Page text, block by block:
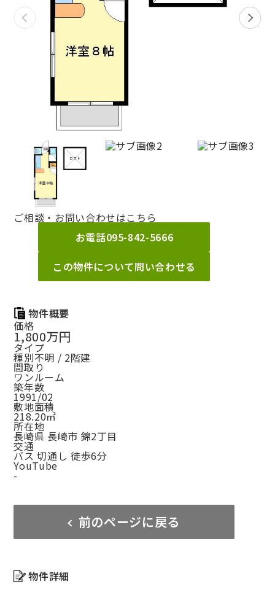
ご相談・お問い合わせはこちら
お電話095-842-5666
この物件について問い合わせる
物件概要
価格
1,800万円
タイプ
種別不明 / 2階建
間取り
ワンルーム
築年数
1991/02
敷地面積
218.20㎡
所在地
長崎県 長崎市 錦2丁目
交通
バス 切通し 徒歩6分
YouTube
-
前のページに戻る
物件詳細